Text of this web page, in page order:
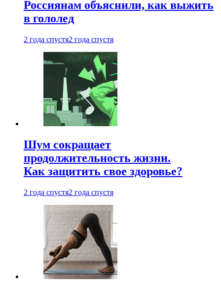
Россиянам объяснили, как выжить
в гололед
2 года спустя2 года спустя
Шум сокращает
продолжительность жизни.
Как защитить свое здоровье?
2 года спустя2 года спустя